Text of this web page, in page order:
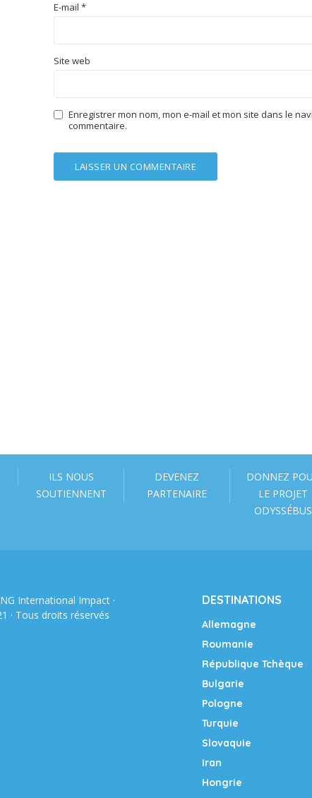
E-mail *
Site web
Enregistrer mon nom, mon e-mail et mon site dans le
commentaire.
ILS NOUS
SOUTIENNENT
DEVENEZ
PARTENAIRE
DONNEZ
LE PROJET
ODYSSÉBUS
International Impact ·
· Tous droits réservés
DESTINATIONS
Allemagne
Roumanie
République Tchèque
Bulgarie
Pologne
Turquie
Slovaquie
Iran
Hongrie